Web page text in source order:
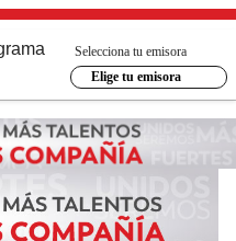
Selecciona tu emisora
Elige tu emisora